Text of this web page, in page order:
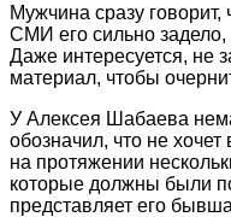
Мужчина сразу
СМИ его сильно задело,
Даже интересуется, не
материал, чтобы
У Алексея Шабаева
обозначил, что не
на протяжении
которые должны были
представляет его